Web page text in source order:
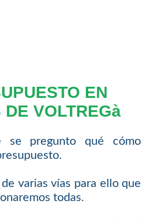
EN
VOLTREGà
se pregunto qué cómo
varias vías para ello que
todas.